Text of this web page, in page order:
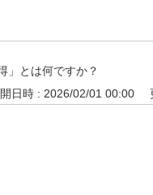
」とは何ですか？
日時 : 2026/02/01 00:00